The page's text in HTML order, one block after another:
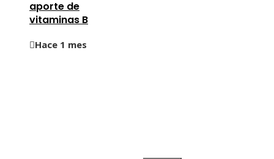
aporte de
vitaminas B
Hace 1 mes